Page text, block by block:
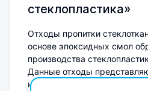
стеклопластика»
Отходы пропитки
основе эпоксидных смол
производства
Данные отходы
неиспользованной смолы,